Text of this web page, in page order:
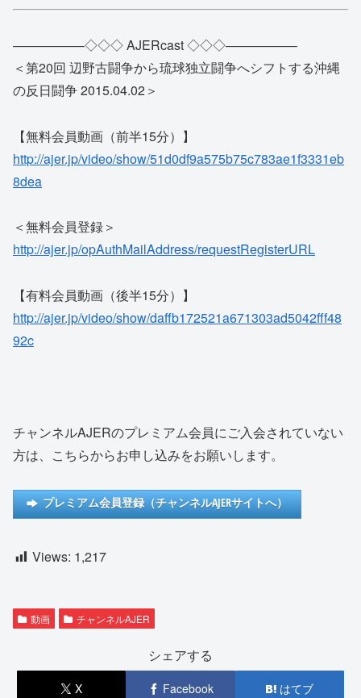
—————–◇◇◇ AJERcast ◇◇◇—————–
＜第20回 辺野古闘争から琉球独立闘争へシフトする沖縄
の反日闘争 2015.04.02＞
【無料会員動画（前半15分）】
http://ajer.jp/video/show/51d0df9a575b75c783ae1f3331eb
8dea
＜無料会員登録＞
http://ajer.jp/opAuthMailAddress/requestRegisterURL
【有料会員動画（後半15分）】
http://ajer.jp/video/show/daffb172521a671303ad5042fff48
92c
チャンネルAJERのプレミアム会員にご入会されていない
方は、こちらからお申し込みをお願いします。
プレミアム会員登録（チャンネルAJERサイトへ）
Views: 1,217
動画 チャンネルAJER
シェアする
X Facebook はてブ